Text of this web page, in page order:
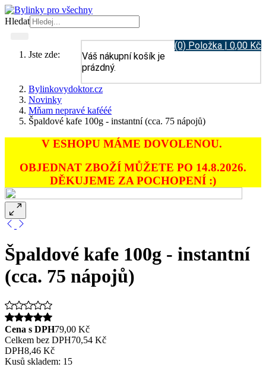
Hledat
(0) Položka | 0,00 Kč
Váš nákupní košík je
prázdný.
Jste zde:
Bylinkovydoktor.cz
Novinky
Mňam nepravé kafééé
Špaldové kafe 100g - instantní (cca. 75 nápojů)
V ESHOPU MÁME DOVOLENOU.
OBJEDNAT ZBOŽÍ MŮŽETE PO 14.8.2026.
DĚKUJEME ZA POCHOPENÍ :)
Špaldové kafe 100g - instantní
(cca. 75 nápojů)
Cena s DPH79,00 Kč
Celkem bez DPH70,54 Kč
DPH8,46 Kč
Kusů skladem: 15